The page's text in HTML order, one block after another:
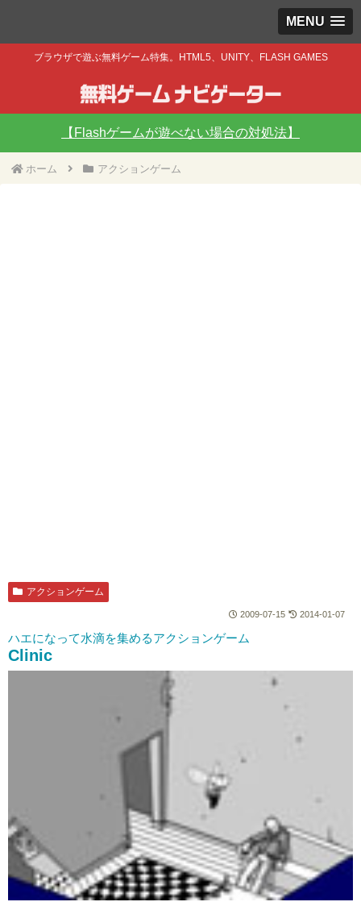
MENU
ブラウザで遊ぶ無料ゲーム特集。HTML5、UNITY、FLASH GAMES
【Flashゲームが遊べない場合の対処法】
ホーム アクションゲーム
アクションゲーム
2009-07-15 2014-01-07
ハエになって水滴を集めるアクションゲーム
Clinic